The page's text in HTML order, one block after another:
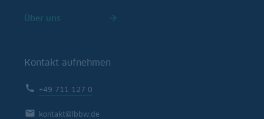
Über uns
Kontakt aufnehmen
+49 711 127 0
kontakt@lbbw.de